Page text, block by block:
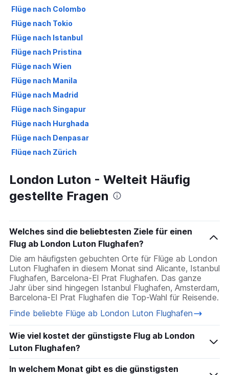
Flüge nach Colombo
Flüge nach Tokio
Flüge nach Istanbul
Flüge nach Pristina
Flüge nach Wien
Flüge nach Manila
Flüge nach Madrid
Flüge nach Singapur
Flüge nach Hurghada
Flüge nach Denpasar
Flüge nach Zürich
Flüge nach Porto
Flüge nach Düsseldorf
London Luton - Welteit Häufig
gestellte Fragen
Welches sind die beliebtesten Ziele für einen
Flug ab London Luton Flughafen?
Die am häufigsten gebuchten Orte für Flüge ab London
Luton Flughafen in diesem Monat sind Alicante, Istanbul
Flughafen, Barcelona-El Prat Flughafen. Das ganze
Jahr über sind hingegen Istanbul Flughafen, Amsterdam,
Barcelona-El Prat Flughafen die Top-Wahl für Reisende.
Finde beliebte Flüge ab London Luton Flughafen
Wie viel kostet der günstigste Flug ab London
Luton Flughafen?
In welchem Monat gibt es die günstigsten